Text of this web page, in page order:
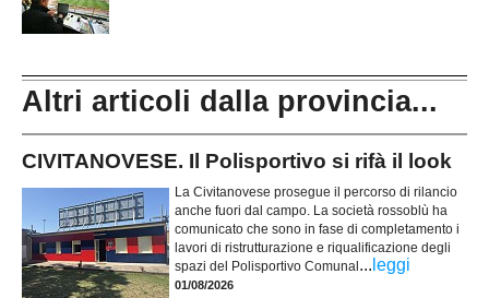
Altri articoli dalla provincia...
CIVITANOVESE. Il Polisportivo si rifà il look
La Civitanovese prosegue il percorso di rilancio
anche fuori dal campo. La società rossoblù ha
comunicato che sono in fase di completamento i
lavori di ristrutturazione e riqualificazione degli
spazi del Polisportivo Comunal ... leggi
01/08/2026